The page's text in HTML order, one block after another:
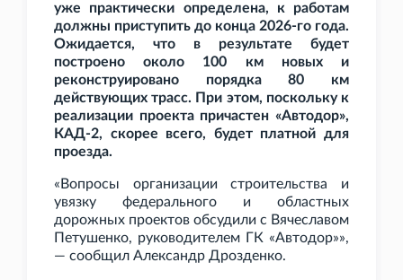
уже практически определена, к работам
должны приступить до конца 2026-го года.
Ожидается, что в результате будет
построено около 100 км новых и
реконструировано порядка 80
км
действующих трасс. При этом, поскольку к
реализации проекта причастен «Автодор»,
КАД-2, скорее всего, будет платной для
проезда.
«Вопросы организации строительства и
увязку федерального и областных
дорожных проектов обсудили с Вячеславом
Петушенко, руководителем ГК «Автодор»»,
— сообщил Александр Дрозденко.